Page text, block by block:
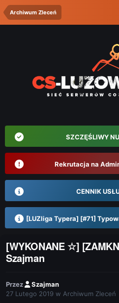
Archiwum Zleceń
SZCZĘŚLIWY
Rekrutacja na
CENNIK
[LUZliga Typera] [#71]
[WYKONANE ☆]
Szajman
Przez
Szajman
27 Lutego 2019 w Archiwum Zleceń